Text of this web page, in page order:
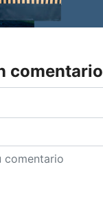
comentario